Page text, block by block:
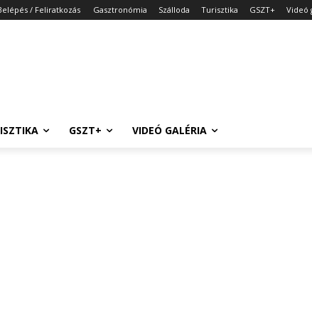
/ Feliratkozás Gasztronómia Szálloda Turisztika GSZT+ Videó
GSZT+ VIDEÓ GALÉRIA